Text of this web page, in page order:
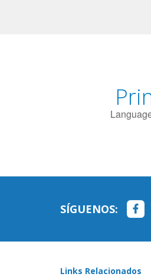
SÍGUENOS:
Links Relacionados